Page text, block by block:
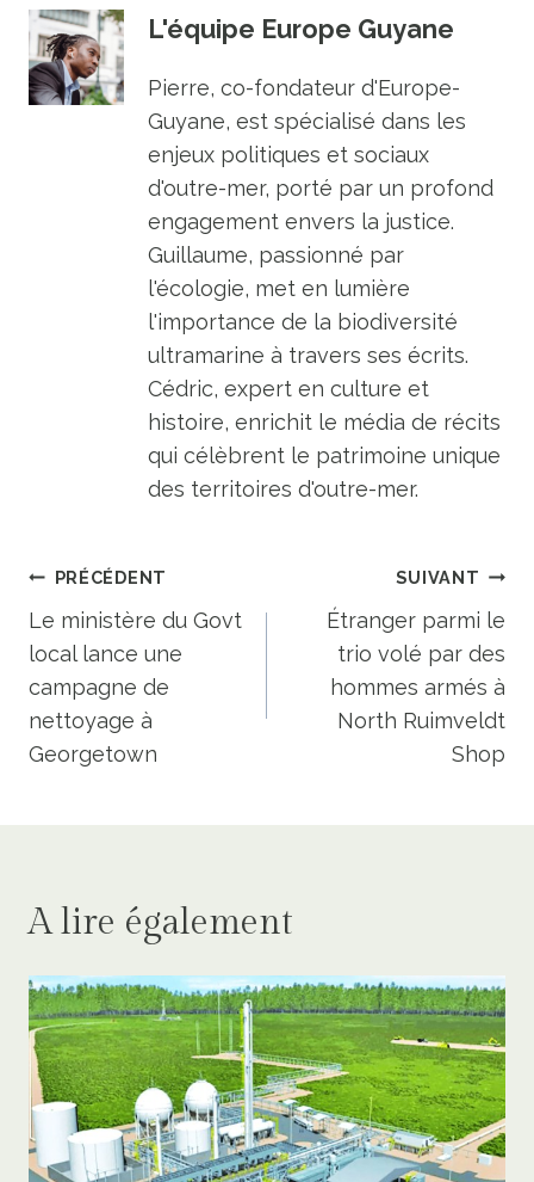
L'équipe Europe Guyane
Pierre, co-fondateur d'Europe-
Guyane, est spécialisé dans les
enjeux politiques et sociaux
d'outre-mer, porté par un profond
engagement envers la justice.
Guillaume, passionné par
l'écologie, met en lumière
l'importance de la biodiversité
ultramarine à travers ses écrits.
Cédric, expert en culture et
histoire, enrichit le média de récits
qui célèbrent le patrimoine unique
des territoires d'outre-mer.
Navigation
de
l’article
PRÉCÉDENT
Le ministère du Govt
local lance une
campagne de
nettoyage à
Georgetown
SUIVANT
Étranger parmi le
trio volé par des
hommes armés à
North Ruimveldt
Shop
A lire également